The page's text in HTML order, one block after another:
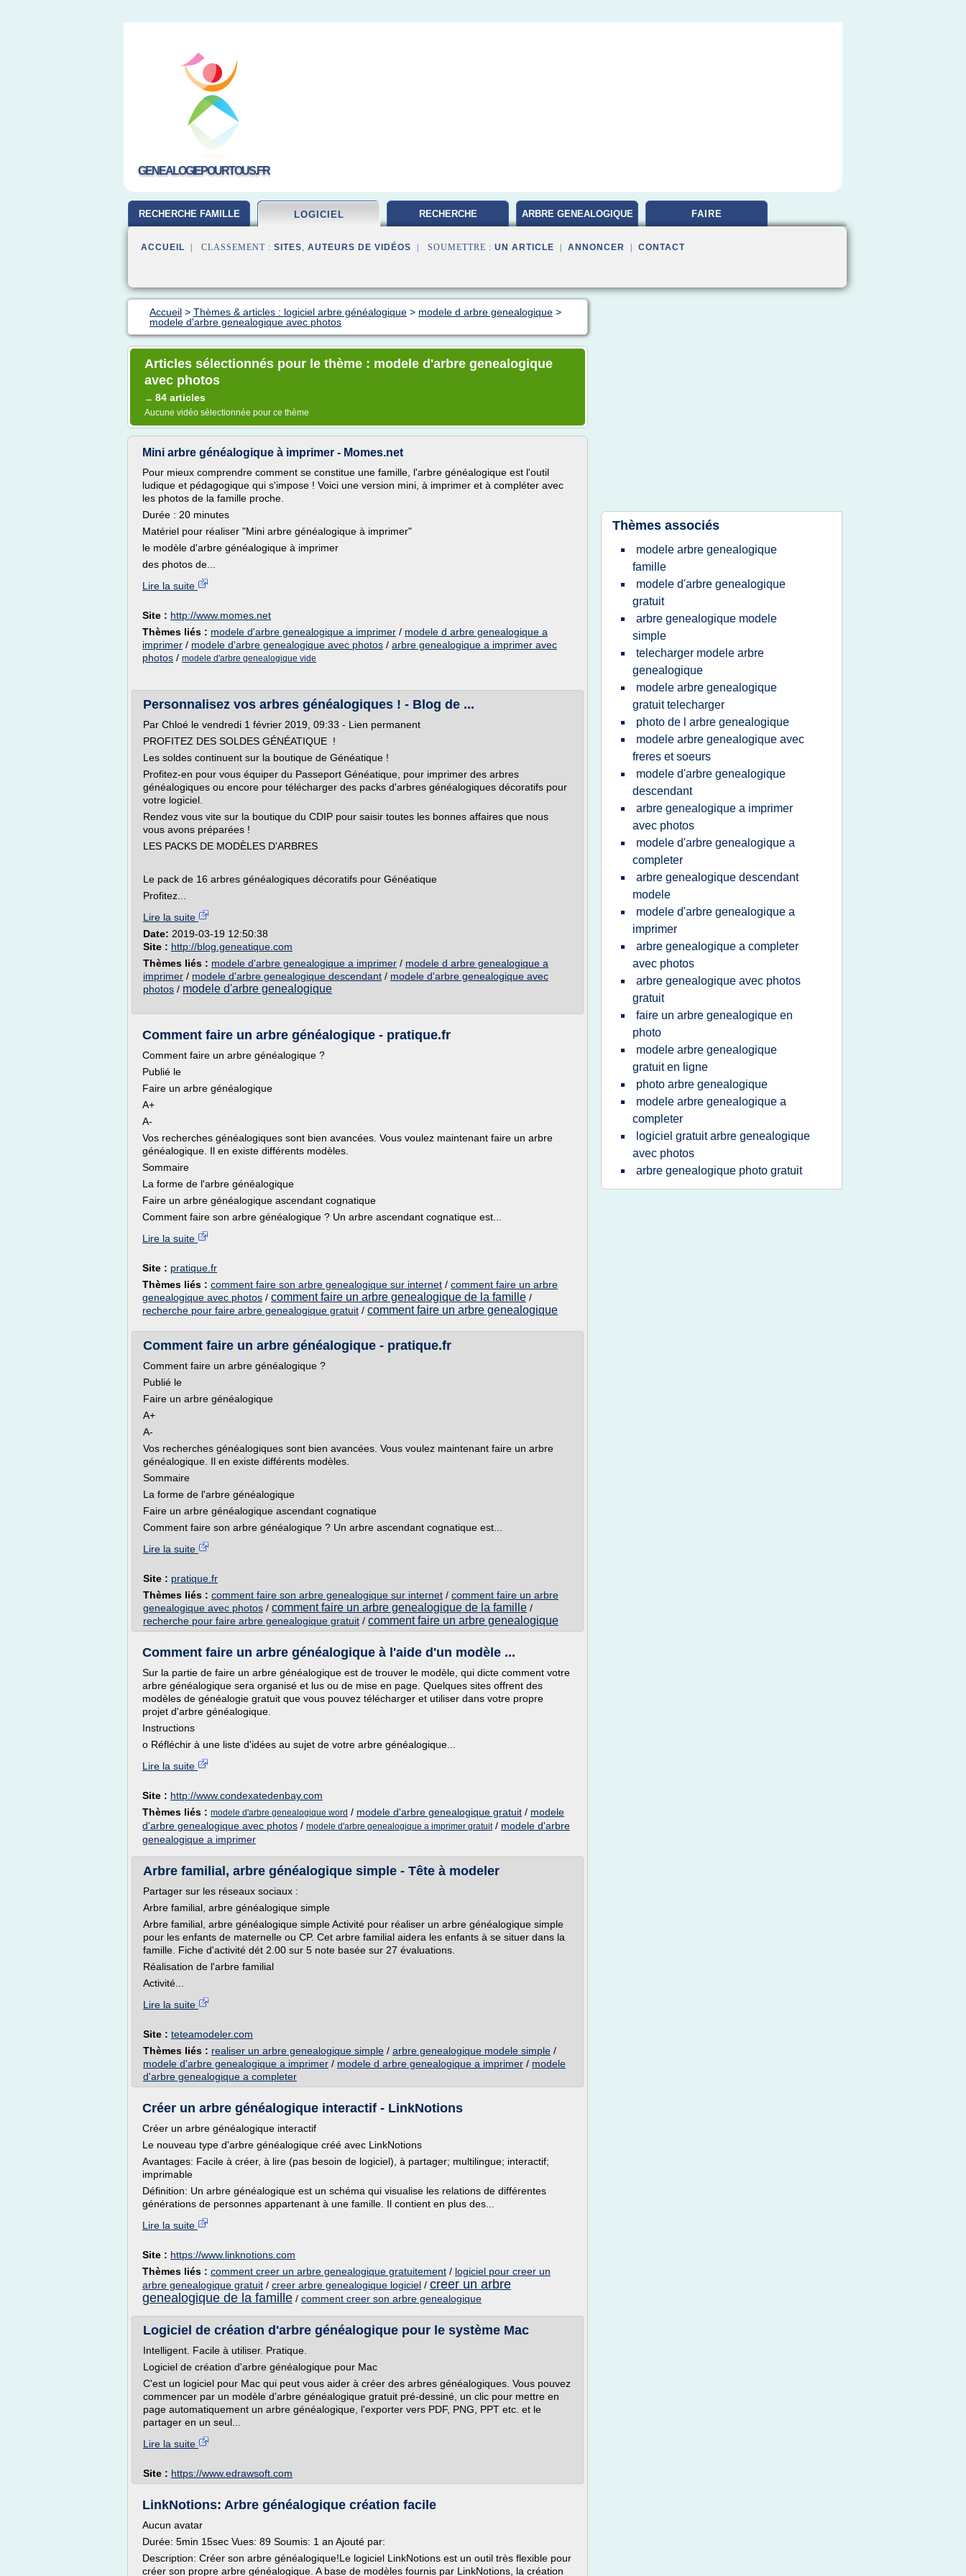
GENEALOGIEPOURTOUS.FR
RECHERCHE FAMILLE LOGICIEL RECHERCHE ARBRE GENEALOGIQUE FAIRE
ACCUEIL | CLASSEMENT : SITES, AUTEURS DE VIDÉOS | SOUMETTRE : UN ARTICLE ANNONCER CONTACT
Accueil > Thèmes & articles : logiciel arbre généalogique > modele d arbre genealogique >
modele d'arbre genealogique avec photos
Articles sélectionnés pour le thème : modele d'arbre genealogique
avec photos
→ 84 articles
Aucune vidéo sélectionnée pour ce thème
Mini arbre généalogique à imprimer - Momes.net
Pour mieux comprendre comment se constitue une famille, l'arbre généalogique est l'outil
ludique et pédagogique qui s'impose ! Voici une version mini, à imprimer et à compléter avec
les photos de la famille proche.
Durée : 20 minutes
Matériel pour réaliser "Mini arbre généalogique à imprimer"
le modèle d'arbre généalogique à imprimer
des photos de...
Lire la suite
Site : http://www.momes.net
Thèmes liés : modele d'arbre genealogique a imprimer / modele d arbre genealogique a
imprimer / modele d'arbre genealogique avec photos / arbre genealogique a imprimer avec
photos / modele d'arbre genealogique vide
Personnalisez vos arbres généalogiques ! - Blog de ...
Par Chloé le vendredi 1 février 2019, 09:33 - Lien permanent
PROFITEZ DES SOLDES GÉNÉATIQUE !
Les soldes continuent sur la boutique de Généatique !
Profitez-en pour vous équiper du Passeport Généatique, pour imprimer des arbres
généalogiques ou encore pour télécharger des packs d'arbres généalogiques décoratifs pour
votre logiciel.
Rendez vous vite sur la boutique du CDIP pour saisir toutes les bonnes affaires que nous
vous avons préparées !
LES PACKS DE MODÈLES D'ARBRES
Le pack de 16 arbres généalogiques décoratifs pour Généatique
Profitez...
Lire la suite
Date: 2019-03-19 12:50:38
Site : http://blog.geneatique.com
Thèmes liés : modele d'arbre genealogique a imprimer / modele d arbre genealogique a
imprimer / modele d'arbre genealogique descendant / modele d'arbre genealogique avec
photos / modele d'arbre genealogique
Comment faire un arbre généalogique - pratique.fr
Comment faire un arbre généalogique ?
Publié le
Faire un arbre généalogique
A+
A-
Vos recherches généalogiques sont bien avancées. Vous voulez maintenant faire un arbre
généalogique. Il en existe différents modèles.
Sommaire
La forme de l'arbre généalogique
Faire un arbre généalogique ascendant cognatique
Comment faire son arbre généalogique ? Un arbre ascendant cognatique est...
Lire la suite
Site : pratique.fr
Thèmes liés : comment faire son arbre genealogique sur internet / comment faire un arbre
genealogique avec photos / comment faire un arbre genealogique de la famille /
recherche pour faire arbre genealogique gratuit / comment faire un arbre genealogique
Comment faire un arbre généalogique - pratique.fr
Comment faire un arbre généalogique ?
Publié le
Faire un arbre généalogique
A+
A-
Vos recherches généalogiques sont bien avancées. Vous voulez maintenant faire un arbre
généalogique. Il en existe différents modèles.
Sommaire
La forme de l'arbre généalogique
Faire un arbre généalogique ascendant cognatique
Comment faire son arbre généalogique ? Un arbre ascendant cognatique est...
Lire la suite
Site : pratique.fr
Thèmes liés : comment faire son arbre genealogique sur internet / comment faire un arbre
genealogique avec photos / comment faire un arbre genealogique de la famille /
recherche pour faire arbre genealogique gratuit / comment faire un arbre genealogique
Comment faire un arbre généalogique à l'aide d'un modèle ...
Sur la partie de faire un arbre généalogique est de trouver le modèle, qui dicte comment votre
arbre généalogique sera organisé et lus ou de mise en page. Quelques sites offrent des
modèles de généalogie gratuit que vous pouvez télécharger et utiliser dans votre propre
projet d'arbre généalogique.
Instructions
o Réfléchir à une liste d'idées au sujet de votre arbre généalogique...
Lire la suite
Site : http://www.condexatedenbay.com
Thèmes liés : modele d'arbre genealogique word / modele d'arbre genealogique gratuit / modele
d'arbre genealogique avec photos / modele d'arbre genealogique a imprimer gratuit/ modele d'arbre
genealogique a imprimer
Arbre familial, arbre généalogique simple - Tête à modeler
Partager sur les réseaux sociaux :
Arbre familial, arbre généalogique simple
Arbre familial, arbre généalogique simple Activité pour réaliser un arbre généalogique simple
pour les enfants de maternelle ou CP. Cet arbre familial aidera les enfants à se situer dans la
famille. Fiche d'activité dét 2.00 sur 5 note basée sur 27 évaluations.
Réalisation de l'arbre familial
Activité...
Lire la suite
Site : teteamodeler.com
Thèmes liés : realiser un arbre genealogique simple / arbre genealogique modele simple /
modele d'arbre genealogique a imprimer / modele d arbre genealogique a imprimer / modele
d'arbre genealogique a completer
Créer un arbre généalogique interactif - LinkNotions
Créer un arbre généalogique interactif
Le nouveau type d'arbre généalogique créé avec LinkNotions
Avantages: Facile à créer, à lire (pas besoin de logiciel), à partager; multilingue; interactif;
imprimable
Définition: Un arbre généalogique est un schéma qui visualise les relations de différentes
générations de personnes appartenant à une famille. Il contient en plus des...
Lire la suite
Site : https://www.linknotions.com
Thèmes liés : comment creer un arbre genealogique gratuitement / logiciel pour creer un
arbre genealogique gratuit / creer arbre genealogique logiciel / creer un arbre
genealogique de la famille / comment creer son arbre genealogique
Logiciel de création d'arbre généalogique pour le système Mac
Intelligent. Facile à utiliser. Pratique.
Logiciel de création d'arbre généalogique pour Mac
C'est un logiciel pour Mac qui peut vous aider à créer des arbres généalogiques. Vous pouvez
commencer par un modèle d'arbre généalogique gratuit pré-dessiné, un clic pour mettre en
page automatiquement un arbre généalogique, l'exporter vers PDF, PNG, PPT etc. et le
partager en un seul...
Lire la suite
Site : https://www.edrawsoft.com
LinkNotions: Arbre généalogique création facile
Aucun avatar
Durée: 5min 15sec Vues: 89 Soumis: 1 an Ajouté par:
Description: Créer son arbre généalogique!Le logiciel LinkNotions est un outil très flexible pour
créer son propre arbre généalogique. A base de modèles fournis par LinkNotions, la création
Thèmes associés
modele arbre genealogique
famille
modele d'arbre genealogique
gratuit
arbre genealogique modele
simple
telecharger modele arbre
genealogique
modele arbre genealogique
gratuit telecharger
photo de l arbre genealogique
modele arbre genealogique avec
freres et soeurs
modele d'arbre genealogique
descendant
arbre genealogique a imprimer
avec photos
modele d'arbre genealogique a
completer
arbre genealogique descendant
modele
modele d'arbre genealogique a
imprimer
arbre genealogique a completer
avec photos
arbre genealogique avec photos
gratuit
faire un arbre genealogique en
photo
modele arbre genealogique
gratuit en ligne
photo arbre genealogique
modele arbre genealogique a
completer
logiciel gratuit arbre genealogique
avec photos
arbre genealogique photo gratuit